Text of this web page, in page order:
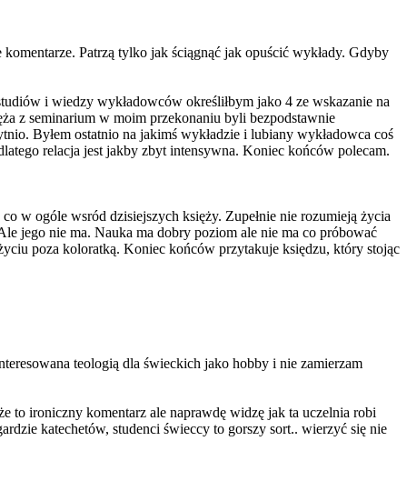
Patrzą tylko jak ściągnąć jak opuścić wykłady. Gdyby
i wiedzy wykładowców określiłbym jako 4 ze wskazanie na
z seminarium w moim przekonaniu byli bezpodstawnie
Byłem ostatnio na jakimś wykładzie i lubiany wykładowca coś
relacja jest jakby zbyt intensywna. Koniec końców polecam.
w ogóle wsród dzisiejszych księży. Zupełnie nie rozumieją życia
jego nie ma. Nauka ma dobry poziom ale nie ma co próbować
poza koloratką. Koniec końców przytakuje księdzu, który stojąc
teologią dla świeckich jako hobby i nie zamierzam
to ironiczny komentarz ale naprawdę widzę jak ta uczelnia robi
katechetów, studenci świeccy to gorszy sort.. wierzyć się nie